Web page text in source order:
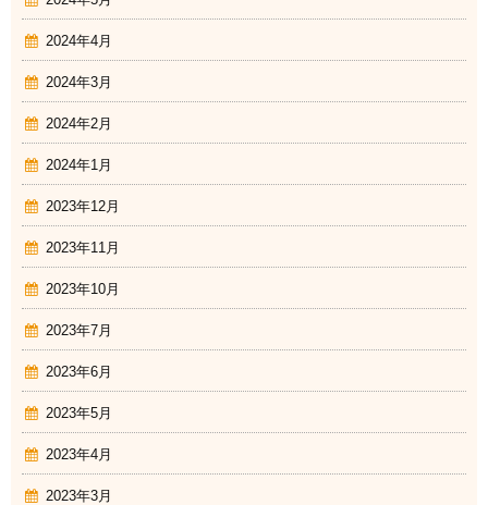
2024年4月
2024年3月
2024年2月
2024年1月
2023年12月
2023年11月
2023年10月
2023年7月
2023年6月
2023年5月
2023年4月
2023年3月